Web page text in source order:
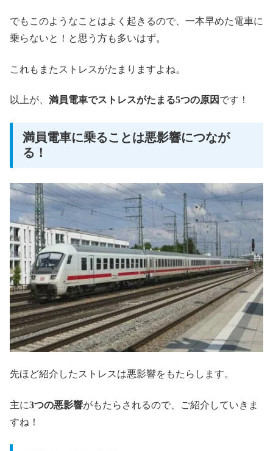
でもこのようなことはよく起きるので、一本早めた電車に
乗らないと！と思う方も多いはず。
これもまたストレスがたまりますよね。
以上が、 満員電車でストレスがたまる5つの原因 です！
満員電車に乗ることは悪影響につなが
る！
先ほど紹介したストレスは悪影響をもたらします。
主に3つの悪影響がもたらされるので、ご紹介していきま
すね！